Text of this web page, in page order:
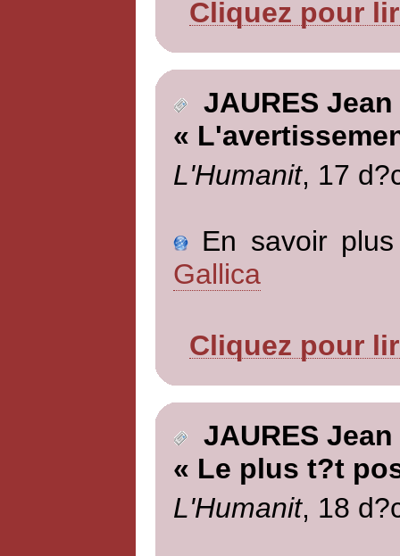
Cliquez pour
JAURES Jean
«
L'Humanit, 17
En savoir
Gallica
Cliquez pour
JAURES Jean
« Le plus t?t
L'Humanit, 18